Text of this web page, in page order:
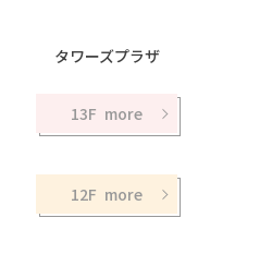
タワーズプラザ
13F
12F